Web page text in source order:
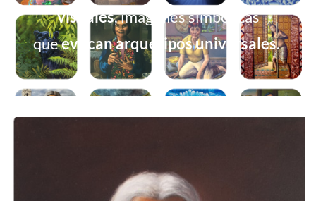
visuales, imágenes simbólicas
queevocan arquetipos universales.